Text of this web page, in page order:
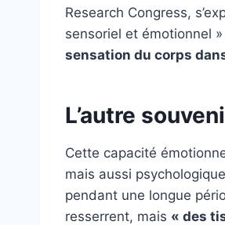
Research Congress,
sensoriel et émotionnel
sensation du corps
L’autre
Cette capacité
mais aussi
pendant une longue
resserrent, mais « des